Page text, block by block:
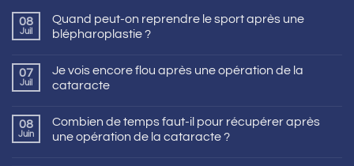
08
Juil
Quand peut-on reprendre le sport après une
blépharoplastie ?
07
Juil
Je vois encore flou après une opération de la
cataracte
08
Juin
Combien de temps faut-il pour récupérer après
une opération de la cataracte ?